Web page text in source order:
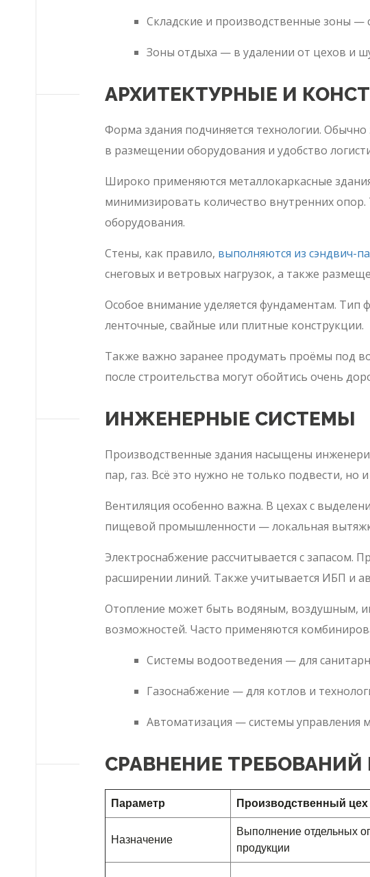
Складские и производственные зоны —
Зоны отдыха — в удалении от цехов и
АРХИТЕКТУРНЫЕ И
Форма здания подчиняется технологии.
в размещении оборудования и удобство
Широко применяются металлокаркасные
минимизировать количество внутренних
оборудования.
Стены, как правило, выполняются из сэндвич-
снеговых и ветровых нагрузок, а также
Особое внимание уделяется фундаментам. Тип
ленточные, свайные или плитные конструкции.
Также важно заранее продумать проёмы под
после строительства могут обойтись очень
ИНЖЕНЕРНЫЕ СИСТЕМЫ
Производственные здания насыщены
пар, газ. Всё это нужно не только подвести, но
Вентиляция особенно важна. В цехах с
пищевой промышленности — локальная
Электроснабжение рассчитывается с запасом.
расширении линий. Также учитывается ИБП и
Отопление может быть водяным, воздушным,
возможностей. Часто применяются
Системы водоотведения — для
Газоснабжение — для котлов и
Автоматизация — системы управления
СРАВНЕНИЕ
Параметр Производственный цех
Назначение
Выполнение отдельных
продукции